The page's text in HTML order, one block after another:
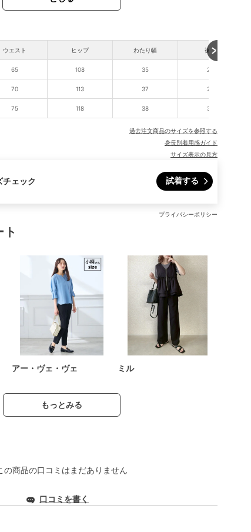
ウエスト ヒップ わたり幅 裾幅
65 108 35 27
70 113 37 29
75 118 38 30
過去注文商品のサイズを参照する
身長別着用感ガイド
サイズ表示の見方
チェック 試着する
プライバシーポリシー
アー・ヴェ・ヴェ ミル
もっとみる
の商品の口コミはまだありません
口コミを書く